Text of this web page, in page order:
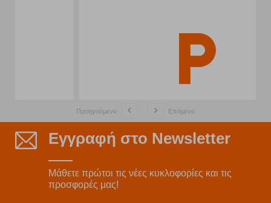
Προηγούμενο Επόμενο
Εγγραφή στο Newsletter
Μάθετε πρώτοι τις νέες κυκλοφορίες και τις
προσφορές μας!